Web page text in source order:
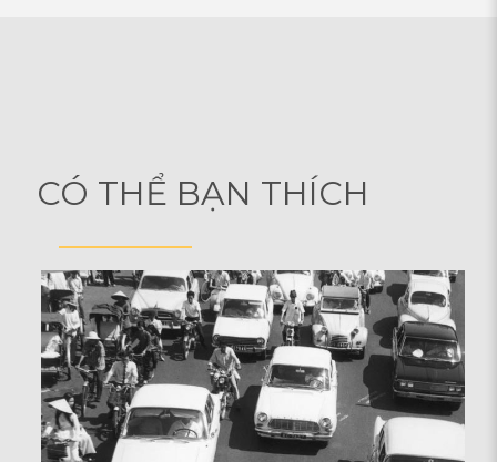
CÓ THỂ BẠN THÍCH